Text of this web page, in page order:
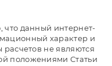
данный интернет-
характер и
расчетов не являются
положениями Статьи